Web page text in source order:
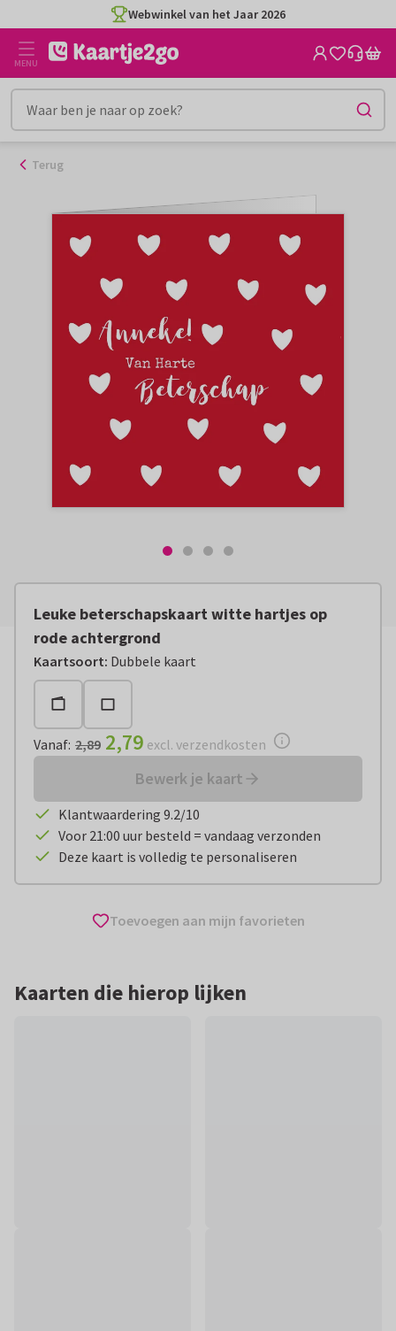
naar
inhoud
Webwinkel van het Jaar 2026
MENU
Terug
Leuke beterschapskaart witte hartjes op
rode achtergrond
Kaartsoort: Dubbele kaart
Vanaf:€ 2,79 excl. verzendkosten
Vanaf: 2,89 2,79 excl. verzendkosten
Bewerk je kaart
Klantwaardering 9.2/10
Voor 21:00 uur besteld = vandaag verzonden
Deze kaart is volledig te personaliseren
Toevoegen aan mijn favorieten
Kaarten die hierop lijken